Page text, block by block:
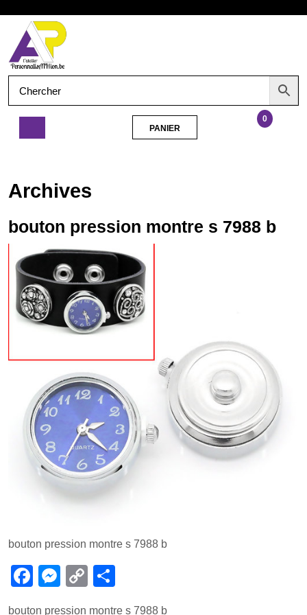
contenu
Ouvrir
le
menu
s
b
0
PANIER
Archives
bouton pression montre s 7988 b
bouton pression montre s 7988 b
F
M
C
bouton pression montre s 7988 b